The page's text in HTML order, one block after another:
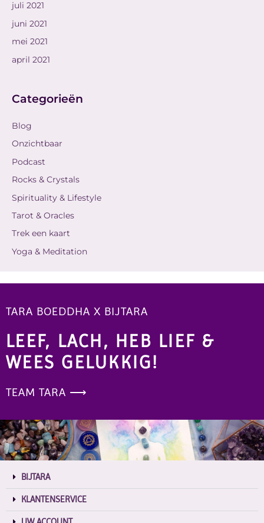
juli 2021
juni 2021
mei 2021
april 2021
Categorieën
Blog
Onzichtbaar
Podcast
Rocks & Crystals
Spirituality & Lifestyle
Tarot & Oracles
Trek een kaart
Yoga & Meditation
TARA BOEDDHA X BIJTARA
LEEF, LACH, HEB LIEF &
WEES GELUKKIG!
TEAM TARA ⟶
BIJTARA
KLANTENSERVICE